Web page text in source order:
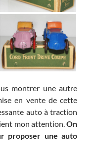
montrer une autre
en vente de cette
auto à traction
mon attention.On
proposer une auto